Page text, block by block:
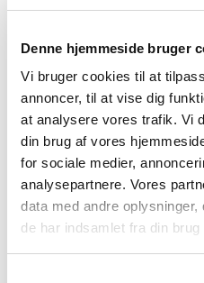
Denne hjemmeside bruger
Vi bruger cookies til at
annoncer, til at vise dig
at analysere vores trafik. Vi
din brug af vores
for sociale medier,
analysepartnere. Vores
data med andre
de har indsamlet fra din
Vi er her for at hjælpe
Book et møde med din